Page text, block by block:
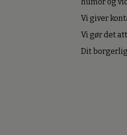
Vi giver
Vi gør det
Dit